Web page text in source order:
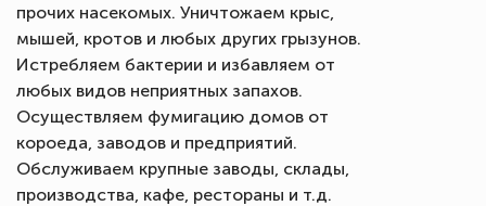
прочих насекомых. Уничтожаем крыс,
мышей, кротов и любых других грызунов.
Истребляем бактерии и избавляем от
любых видов неприятных запахов.
Осуществляем фумигацию домов от
короеда, заводов и предприятий.
Обслуживаем крупные заводы, склады,
производства, кафе, рестораны и т.д.